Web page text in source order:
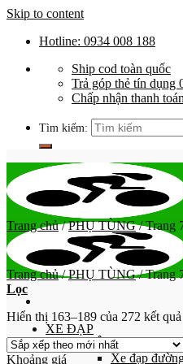
Skip to content
Hotline: 0934 008 188
Ship cod toàn quốc
Trả góp thẻ tín dụng
Chấp nhận thanh
Tìm kiếm:
XE ĐẠP
PHÂN LOẠI XE
Xe đạp
Trang chủ / PHỤ TÙNG /Trang
Trang chủ / PHỤ TÙNG /Trang
Lọc
Hiển thị 163–189 của 272 kết quả
Khoảng giá